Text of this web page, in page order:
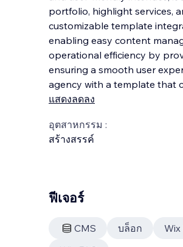
portfolio, highlight services,
customizable template
enabling easy content
operational efficiency by
ensuring a smooth user
agency with a template that
แสดงลดลง
อุตสาหกรรม :
สร้างสรรค์
ฟีเจอร์
CMS บล็อก